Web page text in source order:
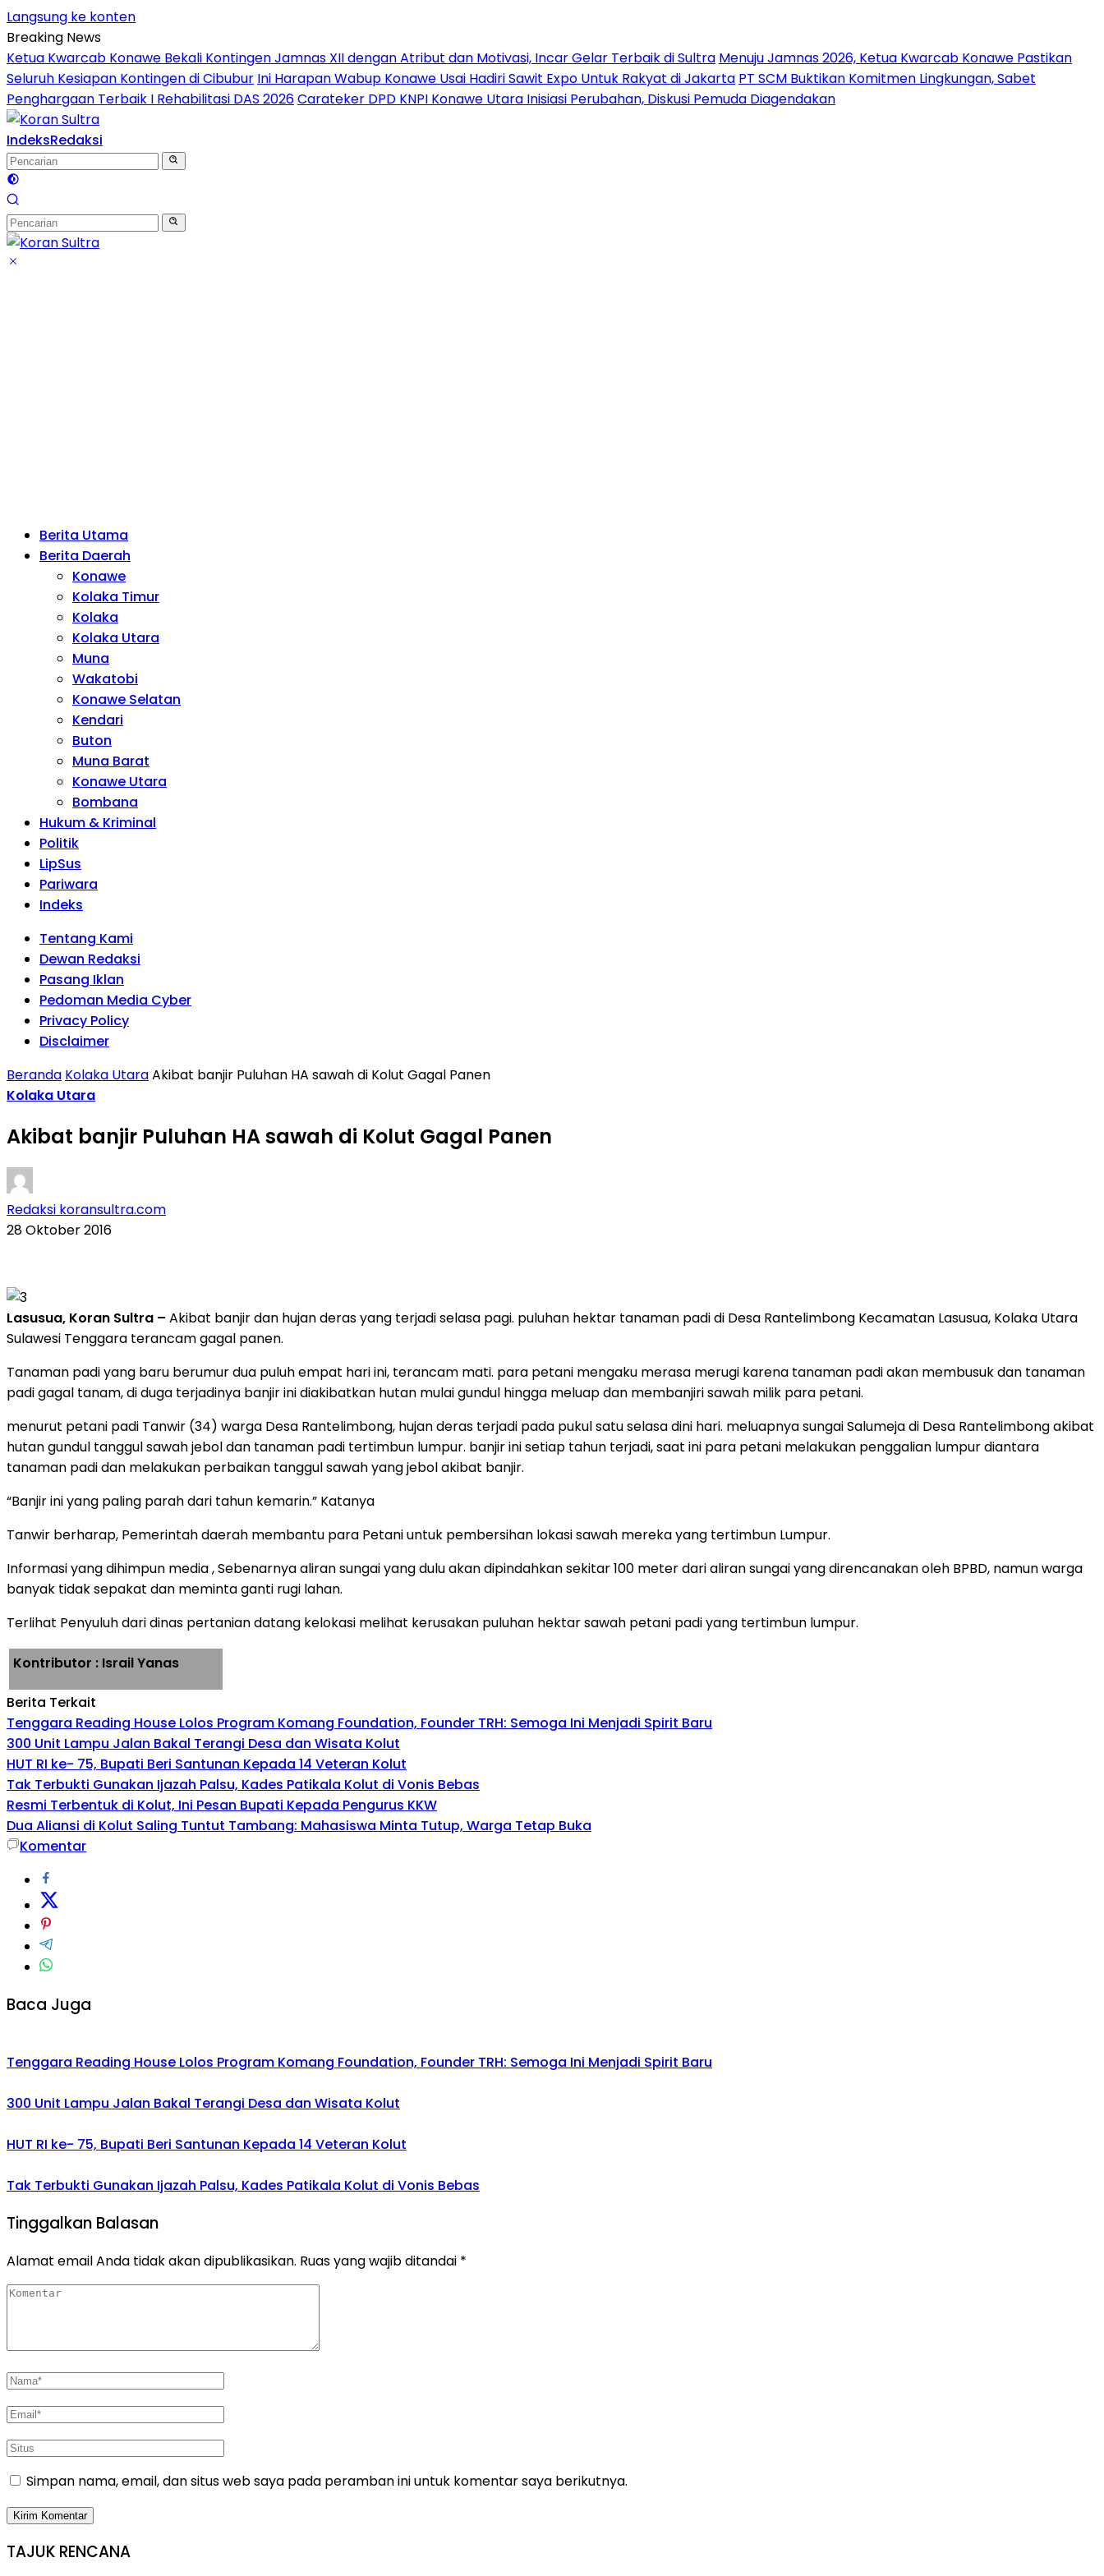
Langsung ke konten
Breaking News
Ketua Kwarcab Konawe Bekali Kontingen Jamnas XII dengan Atribut dan Motivasi, Incar Gelar Terbaik di Sultra Menuju Jamnas 2026, Ketua Kwarcab Konawe Pastikan
Seluruh Kesiapan Kontingen di Cibubur Ini Harapan Wabup Konawe Usai Hadiri Sawit Expo Untuk Rakyat di Jakarta PT SCM Buktikan Komitmen Lingkungan, Sabet
Penghargaan Terbaik I Rehabilitasi DAS 2026Carateker DPD KNPI Konawe Utara Inisiasi Perubahan, Diskusi Pemuda Diagendakan
IndeksRedaksi
Berita Utama
Berita Daerah
Konawe
Kolaka Timur
Kolaka
Kolaka Utara
Muna
Wakatobi
Konawe Selatan
Kendari
Buton
Muna Barat
Konawe Utara
Bombana
Hukum & Kriminal
Politik
LipSus
Pariwara
Indeks
Tentang Kami
Dewan Redaksi
Pasang Iklan
Pedoman Media Cyber
Privacy Policy
Disclaimer
Beranda Kolaka UtaraAkibat banjir Puluhan HA sawah di Kolut Gagal Panen
Kolaka Utara
Akibat banjir Puluhan HA sawah di Kolut Gagal Panen
Redaksi koransultra.com
28 Oktober 2016
Lasusua, Koran Sultra – Akibat banjir dan hujan deras yang terjadi selasa pagi. puluhan hektar tanaman padi di Desa Rantelimbong Kecamatan Lasusua, Kolaka Utara
Sulawesi Tenggara terancam gagal panen.
Tanaman padi yang baru berumur dua puluh empat hari ini, terancam mati. para petani mengaku merasa merugi karena tanaman padi akan membusuk dan tanaman
padi gagal tanam, di duga terjadinya banjir ini diakibatkan hutan mulai gundul hingga meluap dan membanjiri sawah milik para petani.
menurut petani padi Tanwir (34) warga Desa Rantelimbong, hujan deras terjadi pada pukul satu selasa dini hari. meluapnya sungai Salumeja di Desa Rantelimbong akibat
hutan gundul tanggul sawah jebol dan tanaman padi tertimbun lumpur. banjir ini setiap tahun terjadi, saat ini para petani melakukan penggalian lumpur diantara
tanaman padi dan melakukan perbaikan tanggul sawah yang jebol akibat banjir.
“Banjir ini yang paling parah dari tahun kemarin.” Katanya
Tanwir berharap, Pemerintah daerah membantu para Petani untuk pembersihan lokasi sawah mereka yang tertimbun Lumpur.
Informasi yang dihimpun media , Sebenarnya aliran sungai yang dulu akan dipindahkan sekitar 100 meter dari aliran sungai yang direncanakan oleh BPBD, namun warga
banyak tidak sepakat dan meminta ganti rugi lahan.
Terlihat Penyuluh dari dinas pertanian datang kelokasi melihat kerusakan puluhan hektar sawah petani padi yang tertimbun lumpur.
Kontributor : Israil Yanas
Berita Terkait
Tenggara Reading House Lolos Program Komang Foundation, Founder TRH: Semoga Ini Menjadi Spirit Baru
300 Unit Lampu Jalan Bakal Terangi Desa dan Wisata Kolut
HUT RI ke- 75, Bupati Beri Santunan Kepada 14 Veteran Kolut
Tak Terbukti Gunakan Ijazah Palsu, Kades Patikala Kolut di Vonis Bebas
Resmi Terbentuk di Kolut, Ini Pesan Bupati Kepada Pengurus KKW
Dua Aliansi di Kolut Saling Tuntut Tambang: Mahasiswa Minta Tutup, Warga Tetap Buka
Komentar
Baca Juga
Tenggara Reading House Lolos Program Komang Foundation, Founder TRH: Semoga Ini Menjadi Spirit Baru
300 Unit Lampu Jalan Bakal Terangi Desa dan Wisata Kolut
HUT RI ke- 75, Bupati Beri Santunan Kepada 14 Veteran Kolut
Tak Terbukti Gunakan Ijazah Palsu, Kades Patikala Kolut di Vonis Bebas
Tinggalkan Balasan
Alamat email Anda tidak akan dipublikasikan. Ruas yang wajib ditandai *
Simpan nama, email, dan situs web saya pada peramban ini untuk komentar saya berikutnya.
TAJUK RENCANA